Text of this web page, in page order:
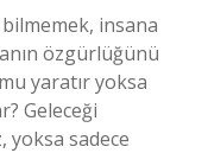
insana
özgürlüğünü
yaratır yoksa
Geleceği
yoksa sadece